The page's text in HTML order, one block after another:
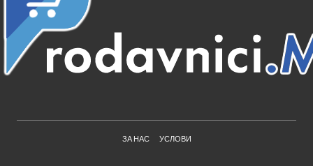
ЗА НАС УСЛОВИ